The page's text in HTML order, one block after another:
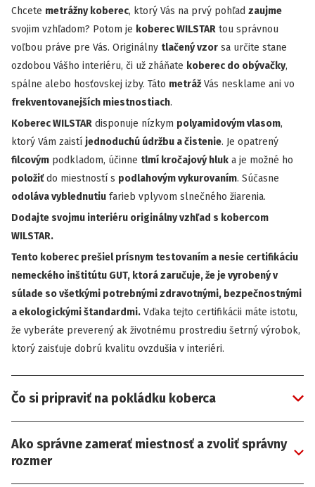
Chcete metrážny koberec, ktorý Vás na prvý pohľad zaujme
svojim vzhľadom? Potom je koberec WILSTAR tou správnou
voľbou práve pre Vás. Originálny tlačený vzor sa určite stane
ozdobou Vášho interiéru, či už zháňate koberec do obývačky,
spálne alebo hosťovskej izby. Táto metráž Vás nesklame ani vo
frekventovanejších miestnostiach.
Koberec WILSTAR disponuje nízkym polyamidovým vlasom,
ktorý Vám zaistí jednoduchú údržbu a čistenie. Je opatrený
filcovým podkladom, účinne tlmí kročajový hluk a je možné ho
položiťdo miestností s podlahovým vykurovaním. Súčasne
odoláva vyblednutiu farieb vplyvom slnečného žiarenia.
Dodajte svojmu interiéru originálny vzhľad s kobercom
WILSTAR.
Tento koberec prešiel prísnym testovaním a nesie certifikáciu
nemeckého inštitútu GUT, ktorá zaručuje, že je vyrobený v
súlade so všetkými potrebnými zdravotnými, bezpečnostnými
a ekologickými štandardmi. Vďaka tejto certifikácii máte istotu,
že vyberáte preverený ak životnému prostrediu šetrný výrobok,
ktorý zaisťuje dobrú kvalitu ovzdušia v interiéri.
Čo si pripraviť na pokládku koberca
Ako správne zamerať miestnosť a zvoliť správny
rozmer